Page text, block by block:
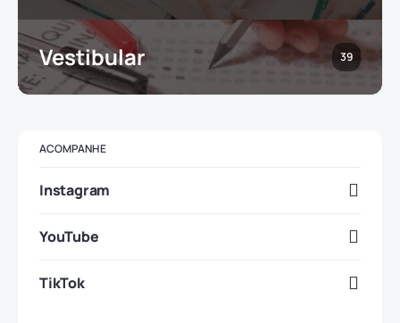
Vestibular 39
ACOMPANHE
Instagram
YouTube
TikTok